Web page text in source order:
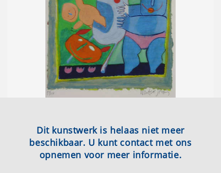
Dit kunstwerk is helaas niet meer
beschikbaar. U kunt contact met ons
opnemen voor meer informatie.